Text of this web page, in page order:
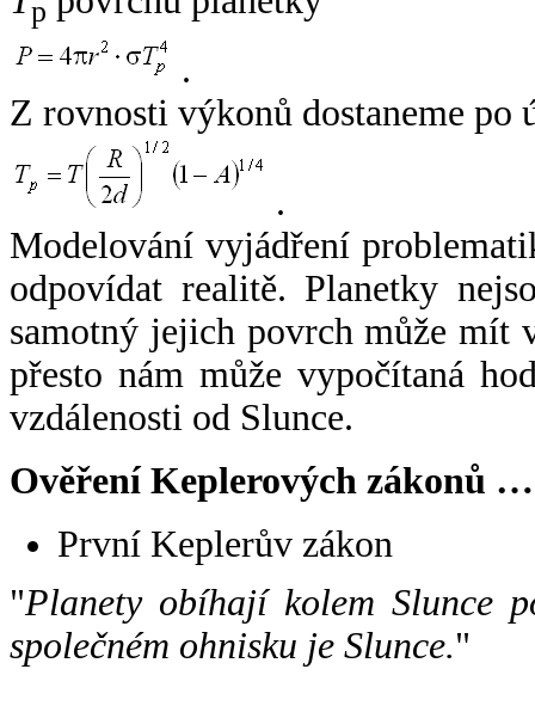
p
.
Z rovnosti výkonů dostaneme po
.
Modelování vyjádření
odpovídat realitě. Planetky
samotný jejich povrch může mít
přesto nám může vypočítaná
vzdálenosti od Slunce.
Ověření Keplerových zákonů …
První Keplerův zákon
"Planety obíhají kolem Slunce
společném ohnisku je Slunce."